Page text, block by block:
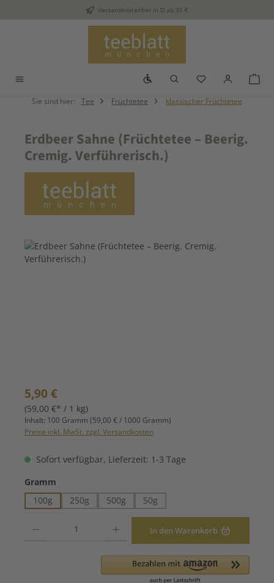
Zum Hauptinhalt springenVersandkostenfrei in D ab 35 €
Werkzeugleiste anzeigen
Du hast 0
Sie sind hier: Tee Früchtetee klassischer Früchtetee
Erdbeer Sahne (Früchtetee – Beerig.
Cremig. Verführerisch.)
Bildergalerie überspringen
Regulärer Preis:
5,90 €
(59,00 €* / 1 kg)
Inhalt: 100 Gramm (59,00 € / 1000 Gramm)
Preise inkl. MwSt. zzgl. Versandkosten
Sofort verfügbar, Lieferzeit: 1-3 Tage
Gramm
100g
250g 500g 50g
In den Warenkorb